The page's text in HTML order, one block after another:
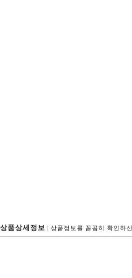
상품상세정보 | 상품정보를 꼼꼼히 확인하